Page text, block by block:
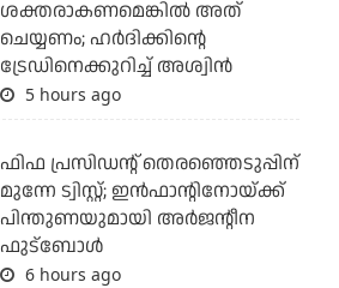
ശക്തരാകണമെങ്കില്‍ അത്
ചെയ്യണം; ഹര്‍ദിക്കിന്റെ
ട്രേഡിനെക്കുറിച്ച് അശ്വിന്‍
5 hours ago
ഫിഫ പ്രസിഡന്റ് തെരഞ്ഞെടുപ്പിന്
മുന്നേ ട്വിസ്റ്റ്; ഇന്‍ഫാന്റിനോയ്ക്ക്
പിന്തുണയുമായി അര്‍ജന്റീന
ഫുട്‌ബോള്‍
6 hours ago